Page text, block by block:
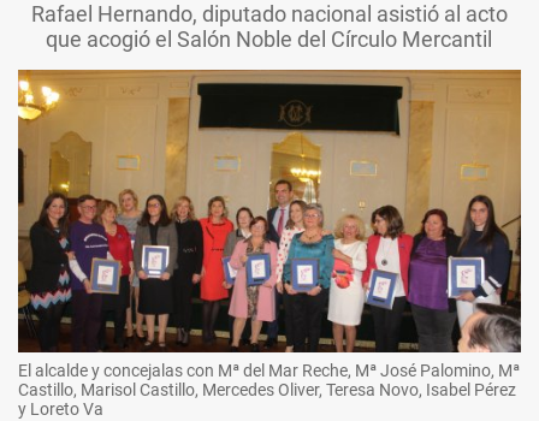
Rafael Hernando, diputado nacional asistió al acto
que acogió el Salón Noble del Círculo Mercantil
El alcalde y concejalas con Mª del Mar Reche, Mª José Palomino, Mª
Castillo, Marisol Castillo, Mercedes Oliver, Teresa Novo, Isabel Pérez
y Loreto Va